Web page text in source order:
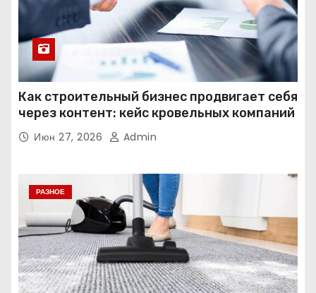
Как строительный бизнес продвигает себя
через контент: кейс кровельных компаний
Июн 27, 2026 Admin
РАЗНОЕ